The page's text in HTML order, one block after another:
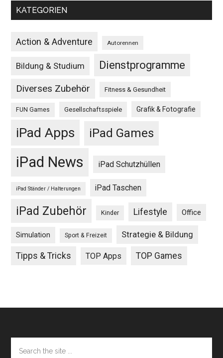
KATEGORIEN
Action & Adventure Autorennen
Bildung & Studium Dienstprogramme
Diverses Zubehör Fitness & Gesundheit
FUN Games Gesellschaftsspiele Grafik & Fotografie
iPad Apps iPad Games
iPad News iPad Schutzhüllen
iPad Ständer / Halterungen iPad Taschen
iPad Zubehör Kinder Lifestyle Office
Simulation Sport & Freizeit Strategie & Bildung
Tipps & Tricks TOP Apps TOP Games
Footer
the